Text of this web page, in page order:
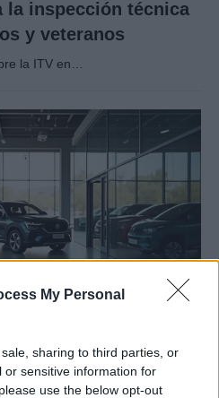
My Personal
sharing to third parties, or
or sensitive information for
use the below opt-out
la inspección técnica
y veteranos
la ITV en…
automovilístico